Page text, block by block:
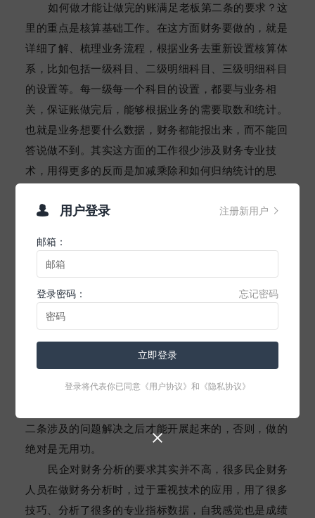
如何做才能让做完的账满足老板第二条的要求？这
里的重点是核算基础工作。在这方面财务要做的，就是
详细了解、梳理业务流程，根据业务去重新设置核算体
系，比如包括一级科目、二级明细科目、三级明细科目
的设置等。每一级每一个科目的设置，都要与业务相
关，保证账做完后，能够根据业务的需要取数和统计。
也就是业务想要什么数据，财务都能报出来，而不能回
答说做不到。其实这方面的工作很少涉及财务专业技
术，用得更多的反而是加减乘除和如何归纳统计的思
核算基础工作除了会计科目设置等基础设置之外，
配合，在各个环节能够顺畅地提供财务需求的数据。有
不少企业的财务是因为这个方面的问题没有解决，导致
财务核算工作一直开展不起来或达不到效果。所以这方
面的问题要作为重点去解决，这里需要的是沟通解决问
题的能力。
3、经营问题，指明方向
二条涉及的问题解决之后才能开展起来的，否则，做的
绝对是无用功。
民企对财务分析的要求其实并不高，很多民企财务
人员在做财务分析时，过于重视技术的应用，用了很多
技巧、分析了很多的专业指标数据，自我感觉也是成绩
注册新用户 
 用户登录
邮箱：
忘记密码
登录密码：
立即登录
登录将代表你已同意 《用户协议》 和 《隐私协议》
